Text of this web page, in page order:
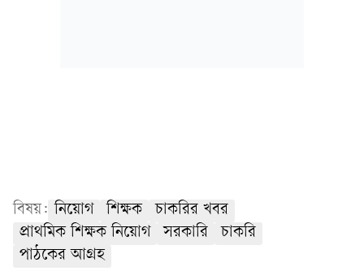
বিষয়: নিয়োগ শিক্ষক
চাকরির খবর
প্রাথমিক শিক্ষক নিয়োগ
সরকারি
চাকরি
পাঠকের আগ্রহ